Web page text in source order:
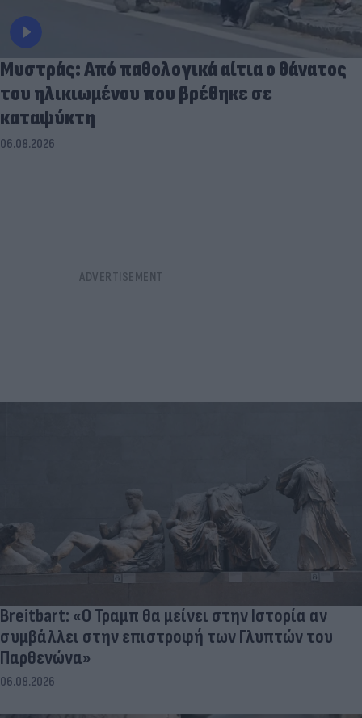
Μυστράς: Από παθολογικά αίτια ο θάνατος
του ηλικιωμένου που βρέθηκε σε
καταψύκτη
06.08.2026
Breitbart: «Ο Τραμπ θα μείνει στην Ιστορία αν
συμβάλλει στην επιστροφή των Γλυπτών του
Παρθενώνα»
06.08.2026